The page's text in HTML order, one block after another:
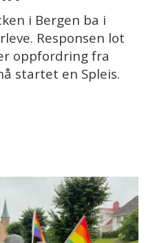
i Bergen ba i
Responsen lot
oppfordring fra
startet en Spleis.